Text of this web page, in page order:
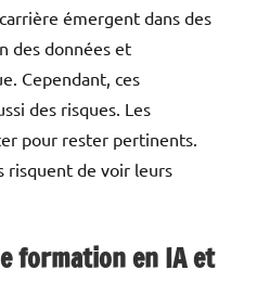
émergent dans des
des données et
Cependant, ces
des risques. Les
pour rester pertinents.
risquent de voir leurs
formation en IA et